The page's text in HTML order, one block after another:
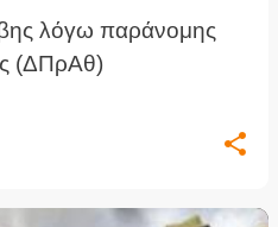
λόγω παράνομης
(ΔΠρΑθ)